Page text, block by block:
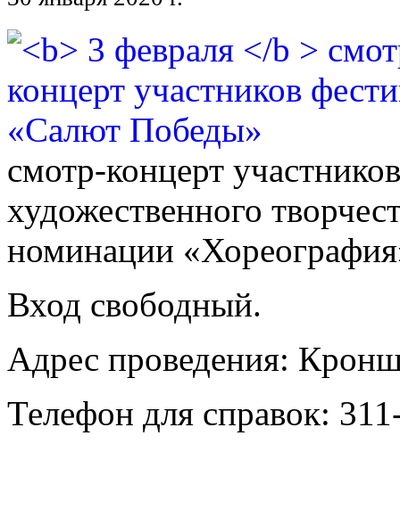
смотр-концерт
художественного
номинации
Вход свободный.
Адрес проведения:
Телефон для справок: